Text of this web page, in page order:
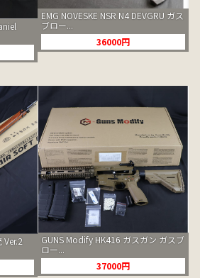
EMG NOVESKE NSR N4 DEVGRU ガス
ブロー...
36000円
Ver.2
GUNS Modify HK416 ガスガン ガスブ
ロー...
37000円